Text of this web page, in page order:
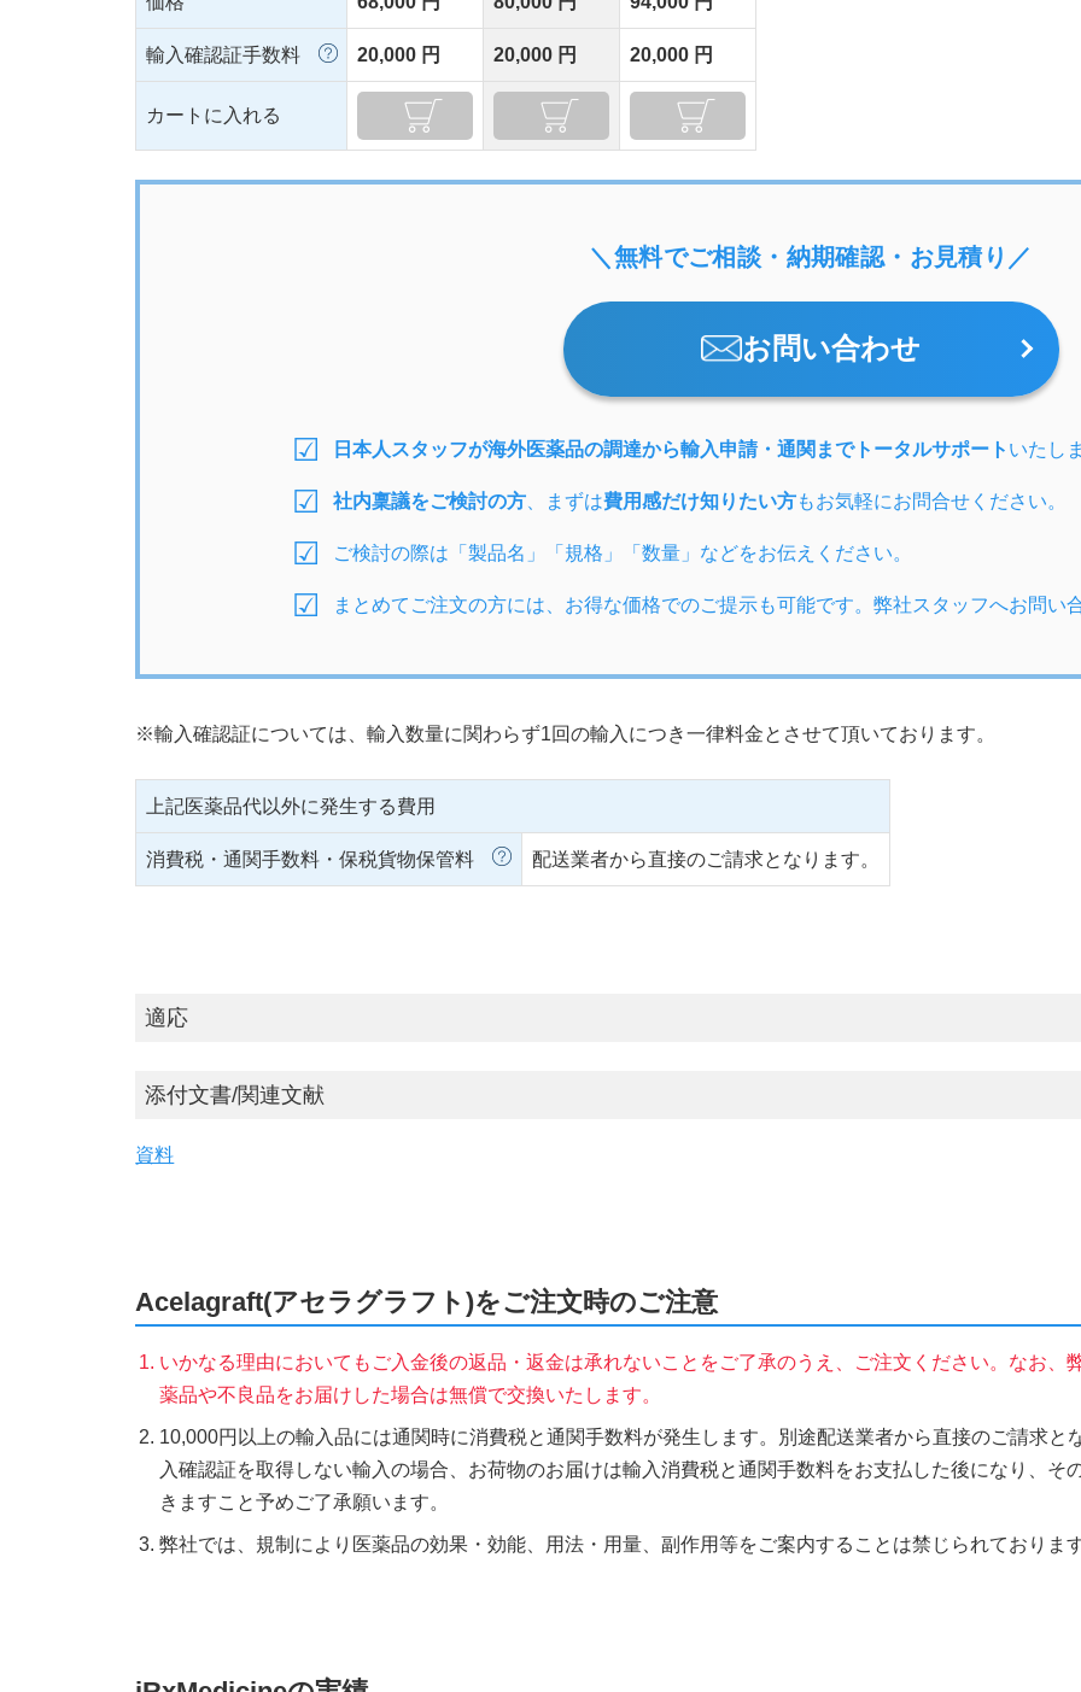
輸入確認証手数料 20,000 円 20,000 円 20,000 円
カートに入れる
＼無料でご相談・納期確認・お見積り／
お問い合わせ
日本人スタッフが海外医薬品の調達から輸入申請・通関までトータルサポート いたし
社内稟議をご検討の方 、まずは費用感だけ知りたい方もお気軽にお問合せください。
ご検討の際は「製品名」「規格」「数量」などをお伝えください。
まとめてご注文の方には、お得な価格でのご提示も可能です。弊社スタッフへお問い
※輸入確認証については、輸入数量に関わらず1回の輸入につき一律料金とさせて頂いております。
上記医薬品代以外に発生する費用
消費税・通関手数料・保税貨物保管料 配送業者から直接のご請求となります。
適応
添付文書/関連文献
資料
Acelagraft(アセラグラフト)をご注文時のご注意
いかなる理由においてもご入金後の返品・返金は承れないことをご了承のうえ、ご注文ください。なお、
薬品や不良品をお届けした場合は無償で交換いたします。
10,000円以上の輸入品には通関時に消費税と通関手数料が発生します。別途配送業者から直接のご請求
入確認証を取得しない輸入の場合、お荷物のお届けは輸入消費税と通関手数料をお支払した後になり、そ
きますこと予めご了承願います。
弊社では、規制により医薬品の効果・効能、用法・用量、副作用等をご案内することは禁じられております